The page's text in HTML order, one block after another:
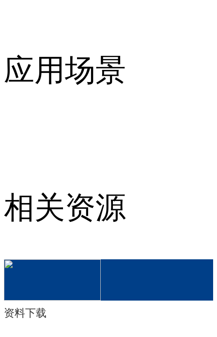
应用场景
相关资源
资料下载